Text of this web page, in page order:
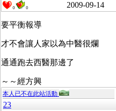
0 0 2009-09-14
要平衡報導
才不會讓人家以為中醫很爛
通通跑去西醫那邊了
～～經方興
本人已不在此站活動
23